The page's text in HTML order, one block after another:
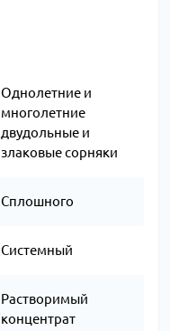
Однолетние и
многолетние
двудольные и
злаковые сорняки
Сплошного
Системный
Растворимый
концентрат